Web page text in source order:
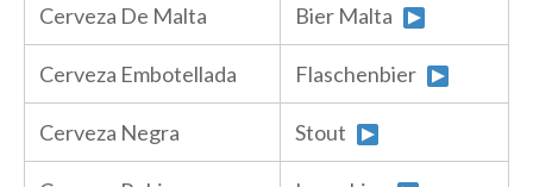
Cerveza De Malta Bier Malta
Cerveza Embotellada Flaschenbier
Cerveza Negra Stout